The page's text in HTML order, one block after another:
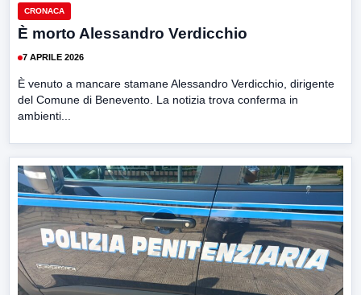
CRONACA
È morto Alessandro Verdicchio
7 APRILE 2026
È venuto a mancare stamane Alessandro Verdicchio, dirigente
del Comune di Benevento. La notizia trova conferma in
ambienti...